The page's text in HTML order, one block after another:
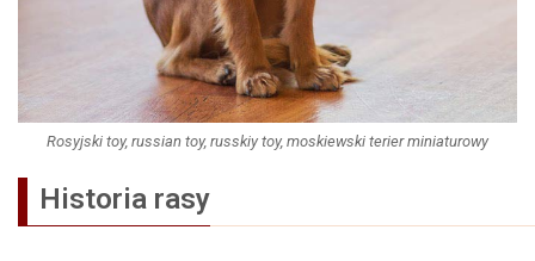
Rosyjski toy, russian toy, russkiy toy, moskiewski terier miniaturowy
Historia rasy